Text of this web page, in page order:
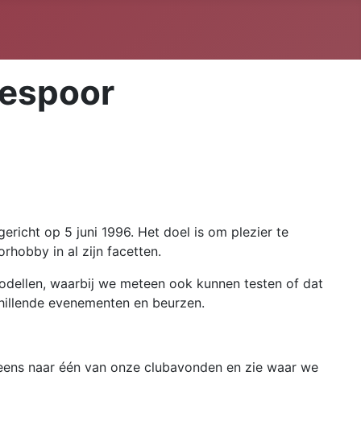
op 5 juni 1996. Het doel is om plezier te
in al zijn facetten.
waarbij we meteen ook kunnen testen of dat
evenementen en beurzen.
naar één van onze clubavonden en zie waar we